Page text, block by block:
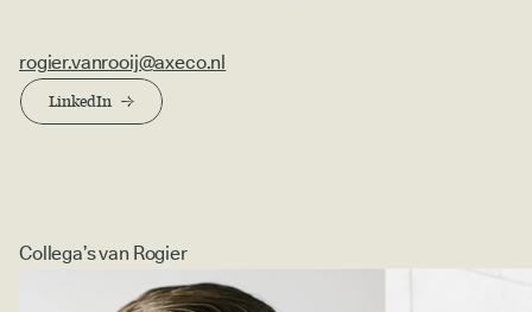
rogier.vanrooij@axeco.nl
LinkedIn
Collega’s van Rogier